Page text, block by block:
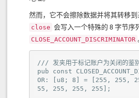
然而，它不会擦除数据并将其转移
close 会写入一个特殊的 8 字节序
CLOSE_ACCOUNT_DISCRIMINATOR
/// 发夹用于标记账户为关闭的鉴别
pub const
OR: [u8; 8] = [255, 255,
55, 255, 255, 255];